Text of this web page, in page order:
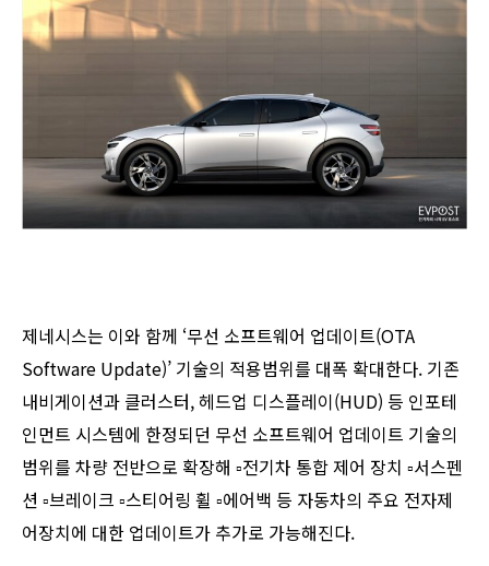
제네시스는 이와 함께 ‘무선 소프트웨어 업데이트(OTA
Software Update)’ 기술의 적용범위를 대폭 확대한다. 기존
내비게이션과 클러스터, 헤드업 디스플레이(HUD) 등 인포테
인먼트 시스템에 한정되던 무선 소프트웨어 업데이트 기술의
범위를 차량 전반으로 확장해 ▫︎전기차 통합 제어 장치 ▫︎서스펜
션 ▫︎브레이크 ▫︎스티어링 휠 ▫︎에어백 등 자동차의 주요 전자제
어장치에 대한 업데이트가 추가로 가능해진다.